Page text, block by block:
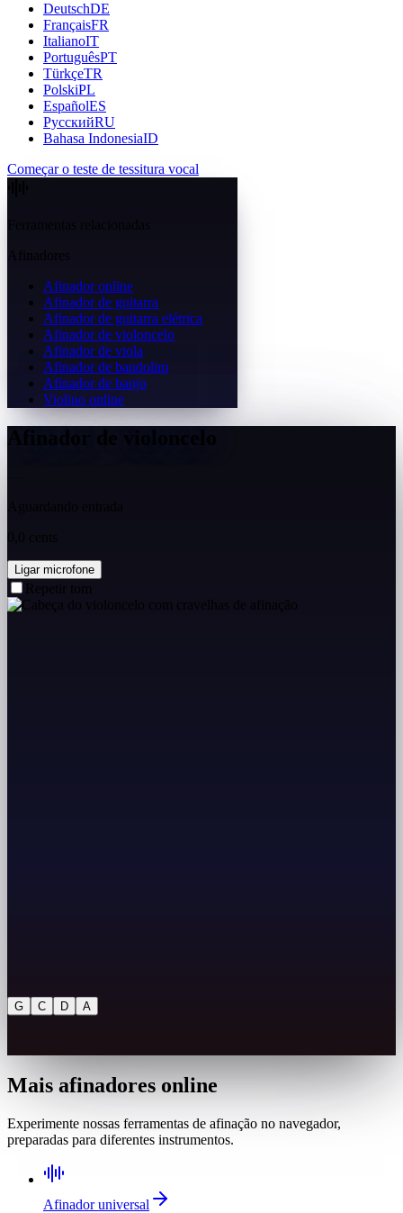
DeutschDE
FrançaisFR
ItalianoIT
PortuguêsPT
TürkçeTR
PolskiPL
EspañolES
РусскийRU
Bahasa IndonesiaID
Começar o teste de tessitura vocal
Afinadores
Afinador online
Afinador de guitarra
Afinador de guitarra elétrica
Afinador de violoncelo
Afinador de viola
Afinador de bandolim
Afinador de banjo
Violino online
Afinador de violoncelo
Ligar microfone
Repetir tom
G C D A
Mais afinadores online
Experimente nossas ferramentas de afinação no navegador,
preparadas para diferentes instrumentos.
Afinador universal